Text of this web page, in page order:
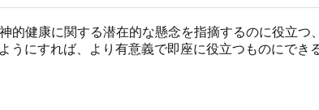
的健康に関する潜在的な懸念を指摘するのに役立
うにすれば、より有意義で即座に役立つものにで